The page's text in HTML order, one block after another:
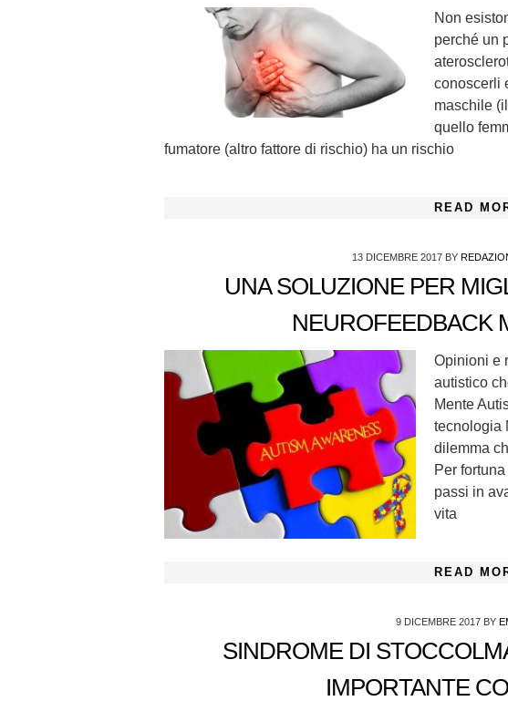
Non
perché un
conoscerli
maschile
quello
fumatore (altro fattore di rischio) ha un rischio
READ
13 DICEMBRE 2017 BY
UNA SOLUZIONE PER
NEUROFEEDBACK
Opinioni e
autistico
Mente
tecnologia
dilemma
Per
passi in
vita
READ
9 DICEMBRE 2017 BY
SINDROME DI
IMPORTANTE